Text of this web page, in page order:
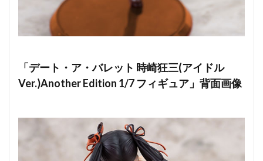
「デート・ア・バレット 時崎狂三(アイドル
Ver.)Another Edition 1/7 フィギュア」背面画像